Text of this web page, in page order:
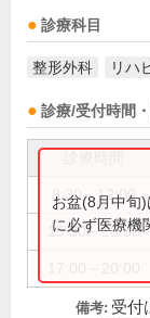
診療科目
整形外科 リハ
診療/受付時間
8:30～12:00
15:30～18:30
お盆(8月中旬
に必ず医療機
備考: 受付